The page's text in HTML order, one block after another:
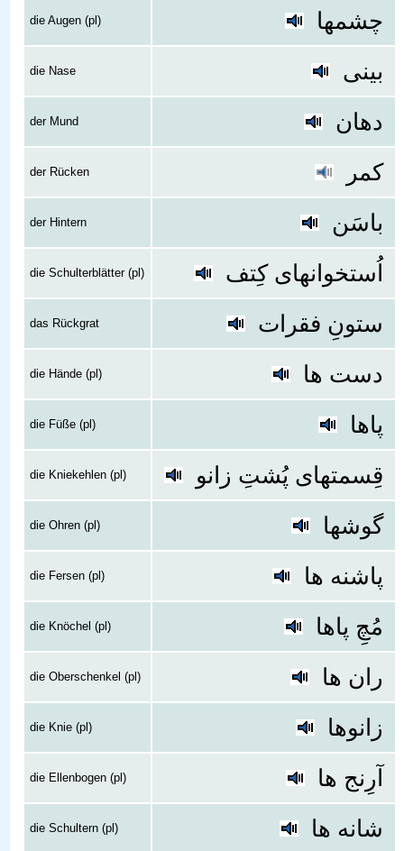
die Augen (pl) چشمها
die Nase بینی
der Mund دهان
der Rücken کمر
der Hintern باسَن
die Schulterblätter (pl) اُستخوانهای کِتف
das Rückgrat ستونِ فقرات
die Hände (pl) دست ها
die Füße (pl) پاها
die Kniekehlen (pl) قِسمتهای پُشتِ زانو
die Ohren (pl) گوشها
die Fersen (pl) پاشنه ها
die Knöchel (pl) مُچِ پاها
die Oberschenkel (pl) ران ها
die Knie (pl) زانوها
die Ellenbogen (pl) آرِنج ها
die Schultern (pl) شانه ها